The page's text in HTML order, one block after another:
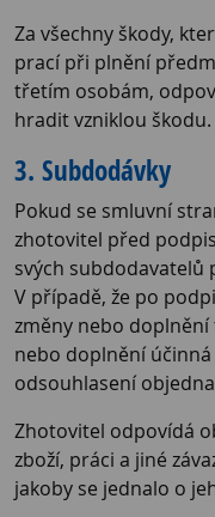
Za všechny škody,
prací při plnění
třetím osobám,
hradit vzniklou škodu.
3. Subdodávky
Pokud se smluvní
zhotovitel před
svých subdodavatelů
V případě, že po
změny nebo
nebo doplnění
odsouhlasení
Zhotovitel odpovídá
zboží, práci a jiné
jakoby se jednalo o